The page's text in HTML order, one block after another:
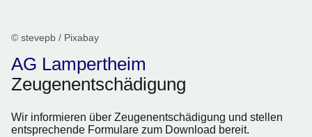
© stevepb / Pixabay
AG Lampertheim
Zeugenentschädigung
Wir informieren über Zeugenentschädigung und stellen
entsprechende Formulare zum Download bereit.